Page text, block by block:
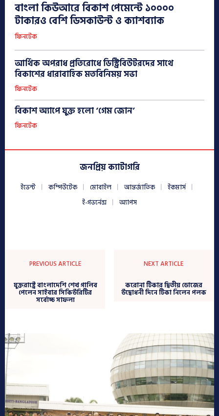
বাংলা কিউআরে বিকাশ পেমেন্টে ১০০০০
টাকারও বেশি ডিসকাউন্ট ও ক্যাশব্যাক
ফিনটেক
আর্থিক অপরাধ প্রতিরোধে ডিস্ট্রিবিউটরদের সাথে
বিকাশের ধারাবাহিক মতবিনিময় সভা
ফিনটেক
বিকাশ অ্যাপে যুক্ত হলো ‘গেম জোন’
ফিনটেক
জনপ্রিয় ক্যাটাগরি
ইভেন্ট কম্পিউটেক মোবাইল আন্তর্জাতিক
ইকমার্স
ই-গভর্নেন্স
অ্যাপস
PREVIOUS ARTICLE
যুক্তরাষ্ট্রে বাংলাদেশি শেখ গালিব
পেলেন সাইবার সিকিউরিটির
সর্বোচ্চ সাফল্য
NEXT ARTICLE
করোনা টিকার দ্বিতীয় ডোজের
উদ্বোধনী দিনে টিকা নিলেন পলক